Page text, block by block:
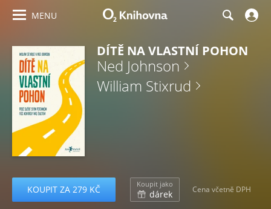
MENU
DÍTĚ NA VLASTNÍ POHON
Ned Johnson
William Stixrud
KOUPIT ZA 279 KČ Koupit jako
dárek Cena včetně DPH